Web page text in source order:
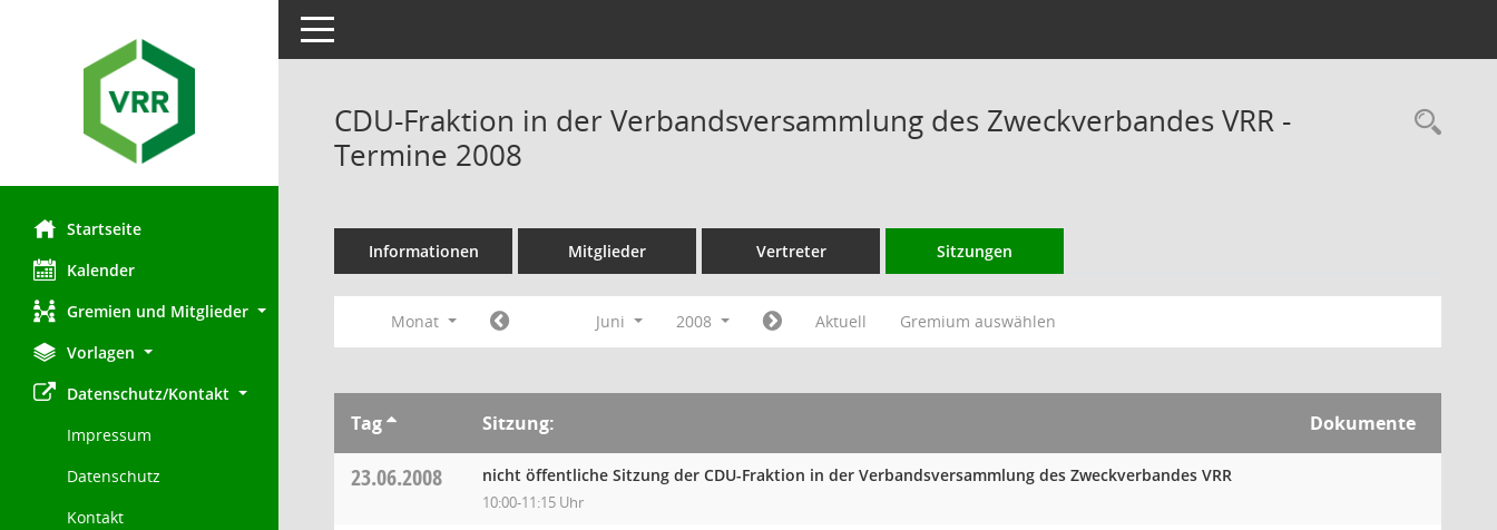
Startseite
Kalender
Gremien und Mitglieder
Vorlagen
Datenschutz/Kontakt
Impressum
Datenschutz
Kontakt
Toggle navigation
CDU-Fraktion in der Verbandsversammlung des Zweckverbandes VRR -
Termine 2008
Informationen Mitglieder Vertreter Sitzungen
Monat Juni 2008 Aktuell Gremium auswählen
Tag Sitzung: Dokumente
23.06.2008 nicht öffentliche Sitzung der CDU-Fraktion in der Verbandsversammlung des Zweckverbandes VRR
10:00-11:15 Uhr